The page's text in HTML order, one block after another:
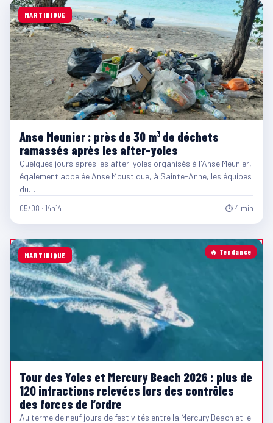
MARTINIQUE
Anse Meunier : près de 30 m³ de déchets
ramassés après les after-yoles
Quelques jours après les after-yoles organisés à l'Anse Meunier,
également appelée Anse Moustique, à Sainte-Anne, les équipes
du…
05/08 · 14h14 ⏱ 4 min
🔥 Tendance
MARTINIQUE
Tour des Yoles et Mercury Beach 2026 : plus de
120 infractions relevées lors des contrôles
des forces de l’ordre
Au terme de neuf jours de festivités entre la Mercury Beach et le